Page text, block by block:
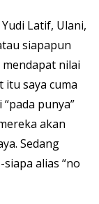
Latif, Ulani,
siapapun
nilai
itu saya cuma
punya”
akan
Sedang
alias “no